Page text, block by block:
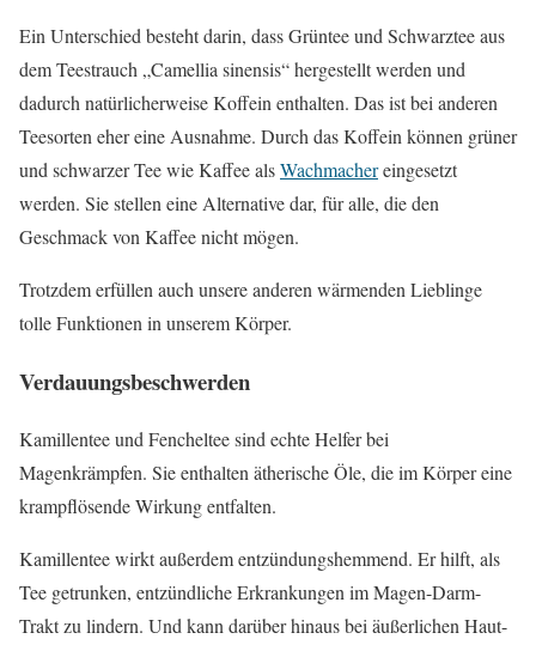
Ein Unterschied besteht darin, dass Grüntee und Schwarztee aus
dem Teestrauch „Camellia sinensis“ hergestellt werden und
dadurch natürlicherweise Koffein enthalten. Das ist bei anderen
Teesorten eher eine Ausnahme. Durch das Koffein können grüner
und schwarzer Tee wie Kaffee alsWachmachereingesetzt
werden. Sie stellen eine Alternative dar, für alle, die den
Geschmack von Kaffee nicht mögen.
Trotzdem erfüllen auch unsere anderen wärmenden Lieblinge
tolle Funktionen in unserem Körper.
Verdauungsbeschwerden
Kamillentee und Fencheltee sind echte Helfer bei
Magenkrämpfen. Sie enthalten ätherische Öle, die im Körper eine
krampflösende Wirkung entfalten.
Kamillentee wirkt außerdem entzündungshemmend. Er hilft, als
Tee getrunken, entzündliche Erkrankungen im Magen-Darm-
Trakt zu lindern. Und kann darüber hinaus bei äußerlichen Haut-